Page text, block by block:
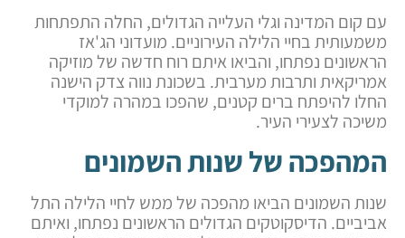
עם קום המדינה וגלי העלייה הגדולים, החלה התפתחות
משמעותית בחיי הלילה העירוניים. מועדוני הג'אז
הראשונים נפתחו, והביאו איתם רוח חדשה של מוזיקה
אמריקאית ותרבות מערבית. בשכונת נווה צדק הישנה
החלו להיפתח ברים קטנים, שהפכו במהרה למוקדי
משיכה לצעירי העיר.
המהפכה של שנות השמונים
שנות השמונים הביאו מהפכה של ממש לחיי הלילה התל
אביביים. הדיסקוטקים הגדולים הראשונים נפתחו, ואיתם